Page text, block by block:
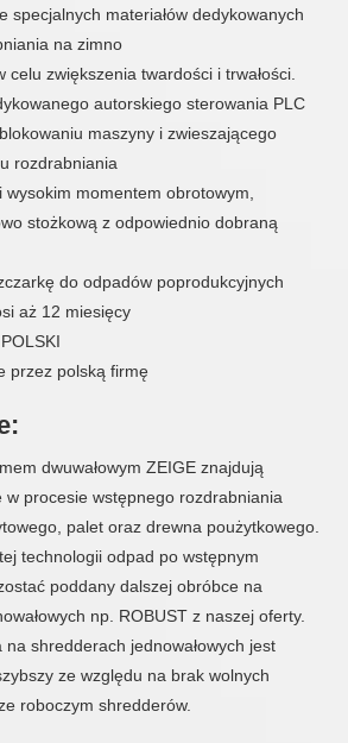
specjalnych materiałów dedykowanych
na zimno
celu zwiększenia twardości i trwałości.
autorskiego sterowania PLC
maszyny i zwieszającego
rozdrabniania
wysokim momentem obrotowym,
stożkową z odpowiednio dobraną
do odpadów poprodukcyjnych
aż 12 miesięcy
przez polską firmę
dwuwałowym ZEIGE znajdują
w procesie wstępnego rozdrabniania
palet oraz drewna poużytkowego.
technologii odpad po wstępnym
poddany dalszej obróbce na
np. ROBUST z naszej oferty.
shredderach jednowałowych jest
ze względu na brak wolnych
roboczym shredderów.